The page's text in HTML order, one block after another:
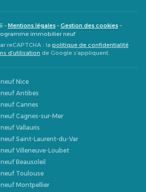
–Mentions légales–Gestion des cookies–
immobilier neuf
reCAPTCHA : la politique de confidentialité
d’utilisation de Google s’appliquent.
Nice
Antibes
Cannes
Cagnes-sur-Mer
Vallauris
Saint-Laurent-du-Var
Villeneuve-Loubet
Beausoleil
Toulouse
Montpellier